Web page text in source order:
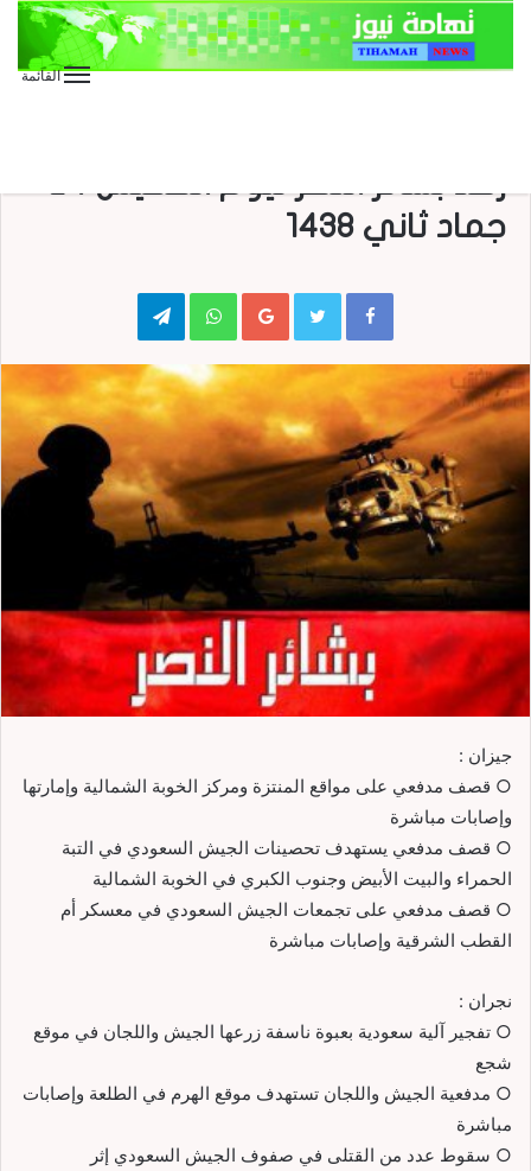
القائمة
رصد بشائر النصر ليوم الخميس 24
جماد ثاني 1438
Google+
WhatsApp
Telegram
جيزان :
○ قصف مدفعي على مواقع المنتزة ومركز الخوبة الشمالية وإمارتها
وإصابات مباشرة
○ قصف مدفعي يستهدف تحصينات الجيش السعودي في التبة
الحمراء والبيت الأبيض وجنوب الكبري في الخوبة الشمالية
○ قصف مدفعي على تجمعات الجيش السعودي في معسكر أم
القطب الشرقية وإصابات مباشرة
نجران :
○ تفجير آلية سعودية بعبوة ناسفة زرعها الجيش واللجان في موقع
شجع
○ مدفعية الجيش واللجان تستهدف موقع الهرم في الطلعة وإصابات
مباشرة
○ سقوط عدد من القتلى في صفوف الجيش السعودي إثر